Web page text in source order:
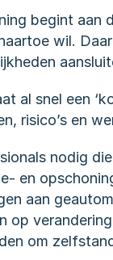
begint aan
wil.
al snel een
risico’s en
nodig
en
aan
op verandering
om